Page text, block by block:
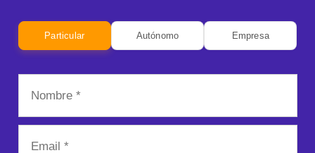
Particular Autónomo Empresa